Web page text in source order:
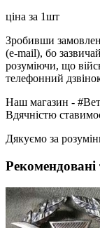
ціна за 1шт
Зробивши
(e-mail), бо
розуміючи, що
телефонний
Наш магазин -
Вдячністю
Дякуємо за
Рекомендовані